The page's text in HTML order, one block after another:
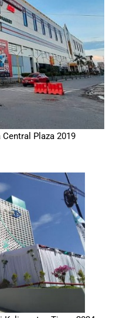
Central Plaza 2019